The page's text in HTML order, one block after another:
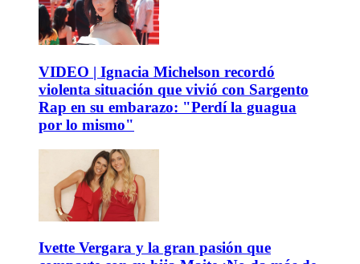
VIDEO | Ignacia Michelson recordó
violenta situación que vivió con Sargento
Rap en su embarazo: "Perdí la guagua
por lo mismo"
Ivette Vergara y la gran pasión que